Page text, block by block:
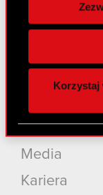
funkcje
naszej
z naszej
Partnerzy
danymi
podczas
używanie
Korzystaj
O CD
Grupa
Nasz biznes
Media
Kariera